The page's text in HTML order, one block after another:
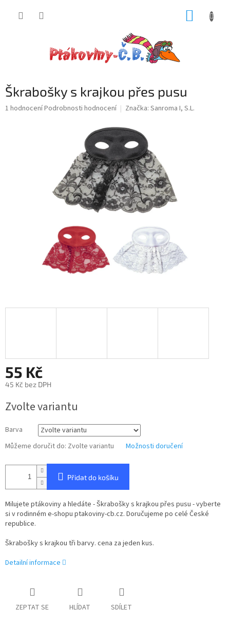
Škrabošky s krajkou přes pusu
Průměrné
1 hodnoceníPodrobnosti hodnocení Značka: Sanroma I, S.L.
55 Kč
45 Kč bez DPH
cena:
Zvolte variantu
Barva
Můžeme doručit do: Zvolte variantu Možnosti doručení
Přidat do košíku
Milujete ptákoviny a hledáte - Škrabošky s krajkou přes pusu - vyberte
si v rodinném e-shopu ptakoviny-cb.cz. Doručujeme po celé České
republice.
Škrabošky s krajkou tři barvy. cena za jeden kus.
Detailní informace
ZEPTAT SE HLÍDAT SDÍLET